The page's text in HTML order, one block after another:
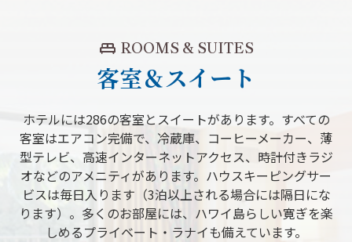
king_bed ROOMS & SUITES
客室＆スイート
ホテルには286の客室とスイートがあります。すべての
客室はエアコン完備で、冷蔵庫、コーヒーメーカー、薄
型テレビ、高速インターネットアクセス、時計付きラジ
オなどのアメニティがあります。ハウスキーピングサー
ビスは毎日入ります（3泊以上される場合には隔日にな
ります）。多くのお部屋には、ハワイ島らしい寛ぎを楽
しめるプライベート・ラナイも備えています。